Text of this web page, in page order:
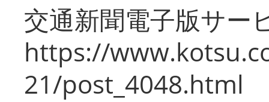
交通新聞電子版サー
https://
21/post_4048.html